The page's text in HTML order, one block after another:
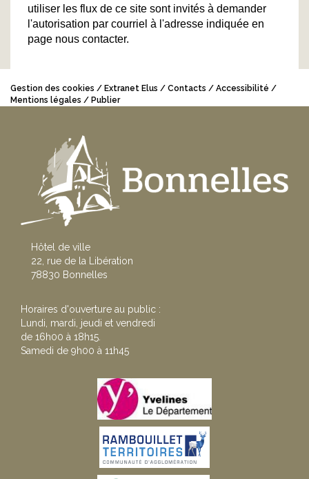
utiliser les flux de ce site sont invités à demander
l'autorisation par courriel à l'adresse indiquée en
page nous contacter.
Gestion des cookies Extranet Elus Contacts
Accessibilité
Mentions légales
Publier
Hôtel de ville
22, rue de la Libération
78830 Bonnelles
Horaires d'ouverture au public :
Lundi, mardi, jeudi et vendredi
de 16h00 à 18h15.
Samedi de 9h00 à 11h45